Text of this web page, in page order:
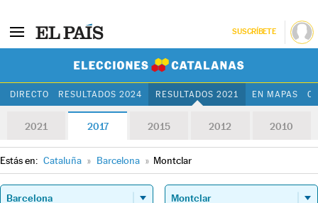
SUSCRÍBETE
DIRECTO RESULTADOS 2024 RESULTADOS 2021 EN MAPAS
2021 2017 2015 2012 2010
Estás en: Cataluña » Barcelona » Montclar